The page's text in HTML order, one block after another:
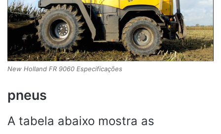
New Holland FR 9060 Especificações
pneus
A tabela abaixo mostra as